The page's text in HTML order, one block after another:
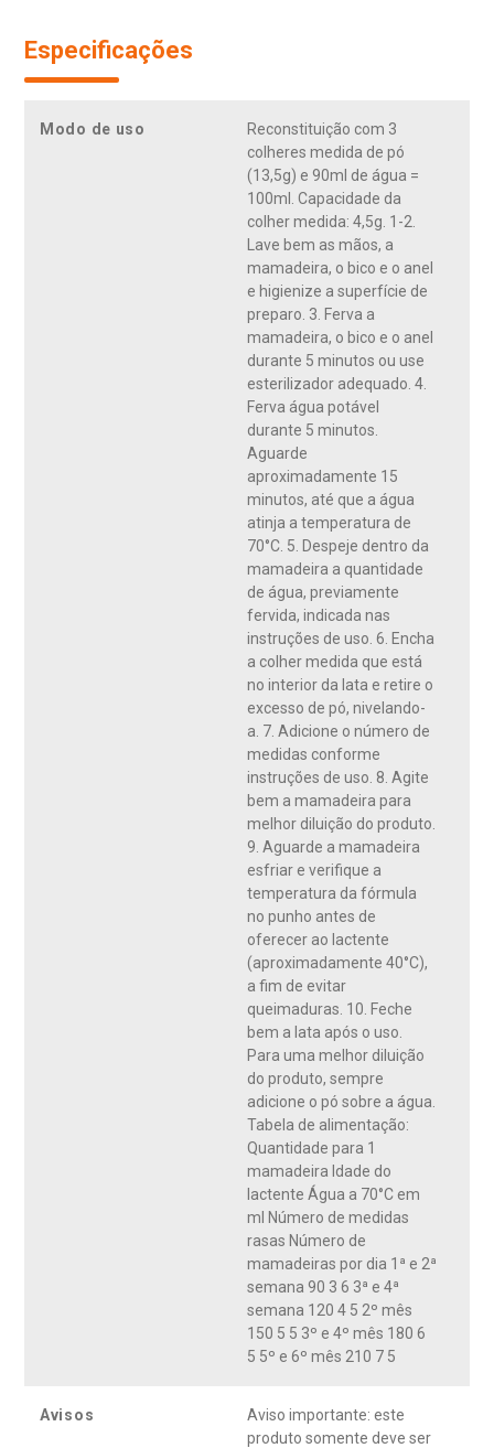
Especificações
Modo de uso
Reconstituição com 3
colheres medida de pó
(13,5g) e 90ml de água =
100ml. Capacidade da
colher medida: 4,5g. 1-2.
Lave bem as mãos, a
mamadeira, o bico e o anel
e higienize a superfície de
preparo. 3. Ferva a
mamadeira, o bico e o anel
durante 5 minutos ou use
esterilizador adequado. 4.
Ferva água potável
durante 5 minutos.
Aguarde
aproximadamente 15
minutos, até que a água
atinja a temperatura de
70°C. 5. Despeje dentro da
mamadeira a quantidade
de água, previamente
fervida, indicada nas
instruções de uso. 6. Encha
a colher medida que está
no interior da lata e retire o
excesso de pó, nivelando-
a. 7. Adicione o número de
medidas conforme
instruções de uso. 8. Agite
bem a mamadeira para
melhor diluição do produto.
9. Aguarde a mamadeira
esfriar e verifique a
temperatura da fórmula
no punho antes de
oferecer ao lactente
(aproximadamente 40°C),
a fim de evitar
queimaduras. 10. Feche
bem a lata após o uso.
Para uma melhor diluição
do produto, sempre
adicione o pó sobre a água.
Tabela de alimentação:
Quantidade para 1
mamadeira Idade do
lactente Água a 70°C em
ml Número de medidas
rasas Número de
mamadeiras por dia 1ª e 2ª
semana 90 3 6 3ª e 4ª
semana 120 4 5 2º mês
150 5 5 3º e 4º mês 180 6
5 5º e 6º mês 210 7 5
Avisos
Aviso importante: este
produto somente deve ser